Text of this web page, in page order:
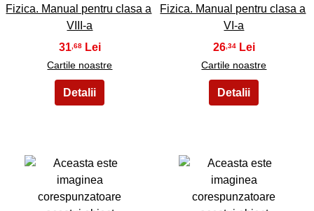
Fizica. Manual pentru clasa a
VIII-a
31 ,68
Cartile noastre
Fizica. Manual pentru clasa a
VI-a
26,34
Cartile noastre